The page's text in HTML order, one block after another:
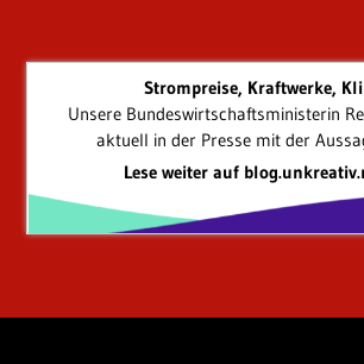
Strompreise, Kraftwerke,
Unsere Bundeswirtschaftsministerin
aktuell in der Presse mit der
Lese weiter auf